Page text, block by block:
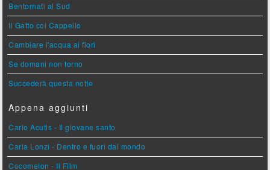
Bentornati al Sud
Il Gatto col Cappello
Cambiare l'acqua ai fiori
Se domani non torno
Succederà questa notte
Appena aggiunti
Carlo Acutis - Il giovane santo
Carla Lonzi - Dentro e fuori dal mondo
Cocomelon - Il Film